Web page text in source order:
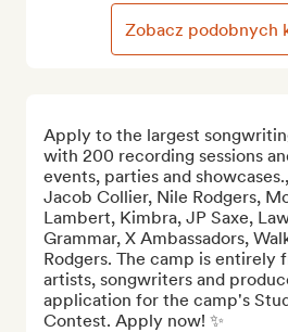
Apply to the largest
with 200 recording sessions
events, parties and
Jacob Collier, Nile Rodgers,
Lambert, Kimbra, JP Saxe,
Grammar, X Ambassadors,
Rodgers. The camp is entirely
artists, songwriters and
application for the camp's
Contest. Apply now! ✨
Zobacz podobnych